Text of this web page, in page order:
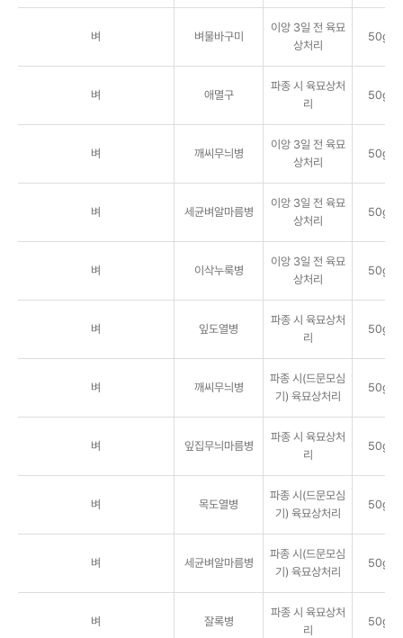
벼 벼물바구미
이앙 3일 전 육묘
상처리
50g/
벼 애멸구
파종 시 육묘상처
리
50g/
벼 깨씨무늬병
이앙 3일 전 육묘
상처리
50g/
벼 세균벼알마름병
이앙 3일 전 육묘
상처리
50g/
벼 이삭누룩병
이앙 3일 전 육묘
상처리
50g/
벼 잎도열병
파종 시 육묘상처
리
50g/
벼 깨씨무늬병
파종 시(드문모심
기) 육묘상처리
50g/
벼 잎집무늬마름병
파종 시 육묘상처
리
50g/
벼 목도열병
파종 시(드문모심
기) 육묘상처리
50g/
벼 세균벼알마름병
파종 시(드문모심
기) 육묘상처리
50g/
벼 잘록병
파종 시 육묘상처
리
50g/